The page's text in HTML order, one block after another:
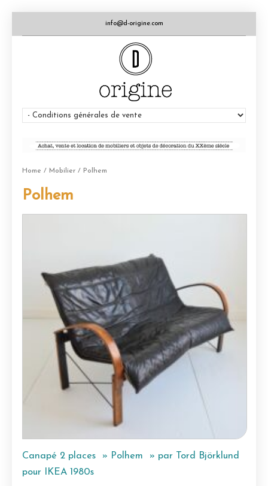
info@d-origine.com
Home / Mobilier / Polhem
Polhem
Canapé 2 places » Polhem » par Tord Björklund
pour IKEA 1980s